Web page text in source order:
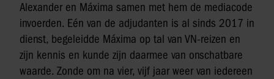
Alexander en Máxima samen met hem de mediacode
invoerden. Eén van de adjudanten is al sinds 2017 in
dienst, begeleidde Máxima op tal van VN-reizen en
zijn kennis en kunde zijn daarmee van onschatbare
waarde. Zonde om na vier, vijf jaar weer van iedereen